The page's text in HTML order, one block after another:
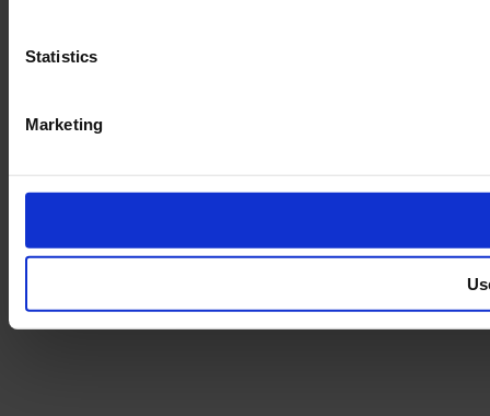
Statistics
Marketing